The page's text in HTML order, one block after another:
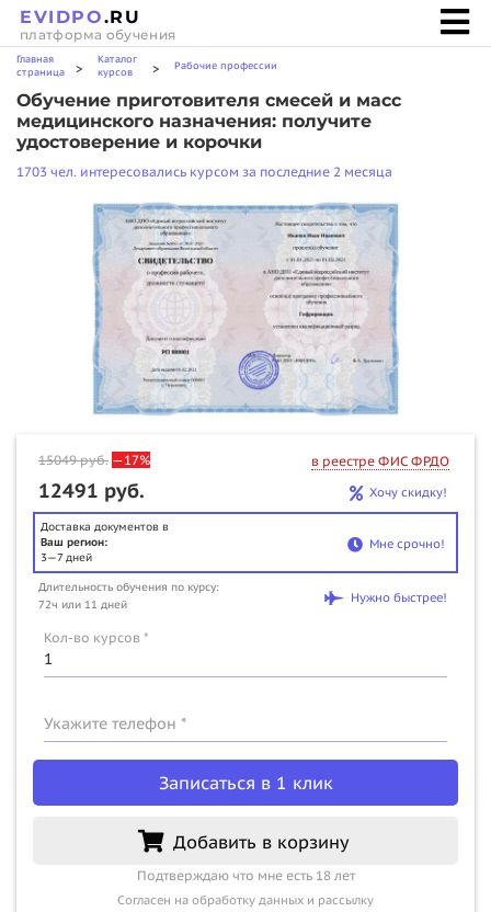
EVIDPO.RU
платформа обучения
Главная
страница
>
Каталог
курсов
> Рабочие профессии
Обучение приготовителя смесей и масс
медицинского назначения: получите
удостоверение и корочки
1703 чел. интересовались курсом за последние 2 месяца
15049руб. —17% в реестре ФИС ФРДО
12491 руб. Хочу скидку!
Доставка документов в
Ваш регион:
3—7 дней
Мне срочно!
Длительность обучения по курсу:
72ч или 11 дней
Нужно быстрее!
Кол-во курсов *
Укажите телефон *
Записаться в 1 клик
Добавить в корзину
Подтверждаю что мне есть 18 лет
Согласен на обработку данных и рассылку